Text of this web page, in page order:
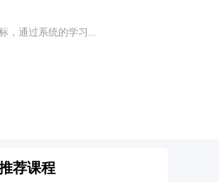
，通过系统的学习...
荐课程